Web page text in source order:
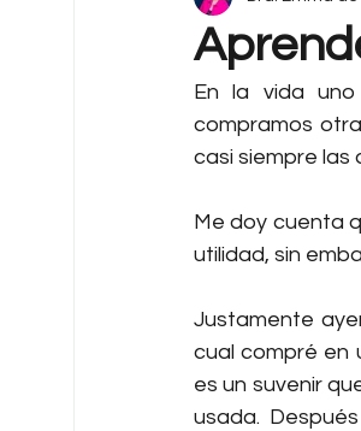
En la vida
compramos
casi siempre las
Me doy cuenta
utilidad, sin
Justamente
cual compré en
es un suvenir
usada.